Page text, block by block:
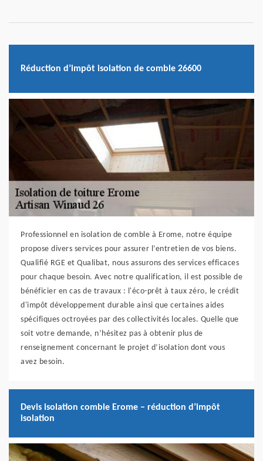
Réduction d’impôt isolation de comble 26600
Professionnel en isolation de comble à Erome, notre équipe
propose divers services pour assurer l’entretien de vos biens.
Qualifié RGE et Qualibat, nous assurons des services efficaces
pour chaque besoin. Avec notre qualification, il est possible de
bénéficier en cas de travaux : l'éco-prêt à taux zéro, le crédit
d'impôt développement durable ainsi que certaines aides
spécifiques octroyées par des collectivités locales. Quelle que
soit votre demande, n’hésitez pas à obtenir plus de
renseignement concernant le projet d’isolation dont vous
avez besoin.
Devis isolation comble Erome – réduction d’impôt
isolation